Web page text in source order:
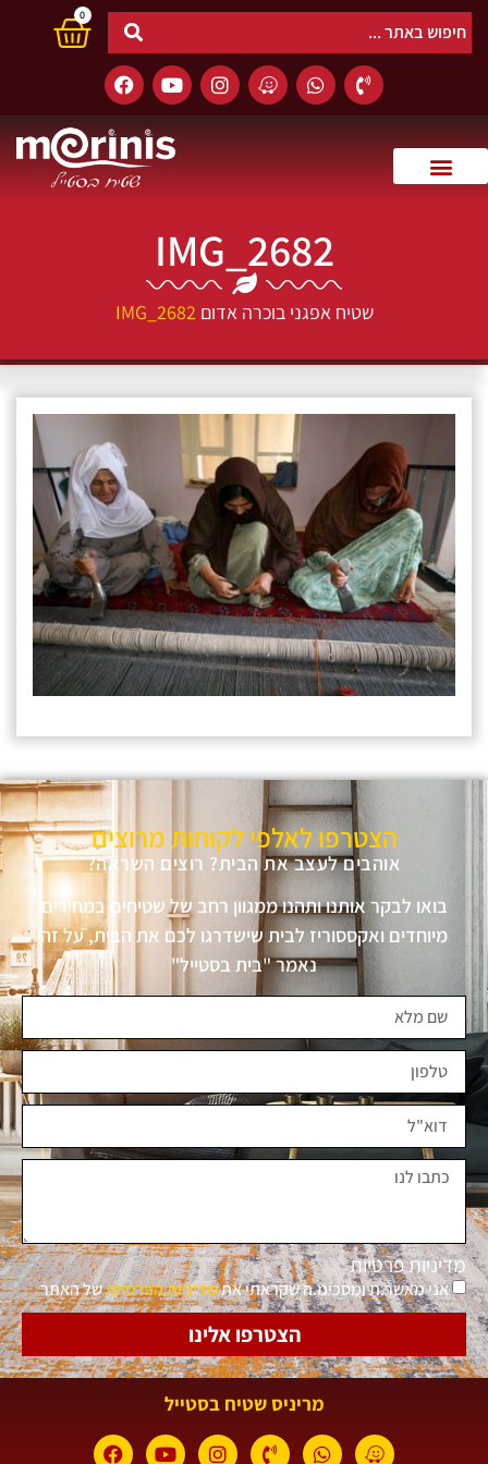
0
IMG_2682
שטיח אפגני בוכרה אדום IMG_2682
הצטרפו לאלפי לקוחות מרוצים
אוהבים לעצב את הבית? רוצים השראה?
בואו לבקר אותנו ותהנו ממגוון רחב של שטיחים במחירים
מיוחדים ואקססוריז לבית שישדרגו לכם את הבית, על זה
נאמר "בית בסטייל"
מדיניות פרטיות
אני מאשר.ת ומסכימ.ה שקראתי אתמדיניות הפרטיותשל האתר
הצטרפו אלינו
מריניס שטיח בסטייל